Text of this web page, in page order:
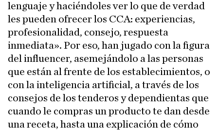
lenguaje y haciéndoles ver lo que de verdad
les pueden ofrecer los CCA: experiencias,
profesionalidad, consejo, respuesta
inmediata». Por eso, han jugado con la figura
del influencer, asemejándolo a las personas
que están al frente de los establecimientos, o
con la inteligencia artificial, a través de los
consejos de los tenderos y dependientas que
cuando le compras un producto te dan desde
una receta, hasta una explicación de cómo